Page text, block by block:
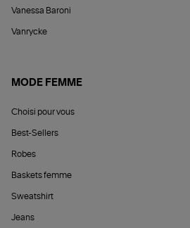
Vanessa Baroni
Vanrycke
MODE FEMME
Choisi pour vous
Best-Sellers
Robes
Baskets femme
Sweatshirt
Jeans